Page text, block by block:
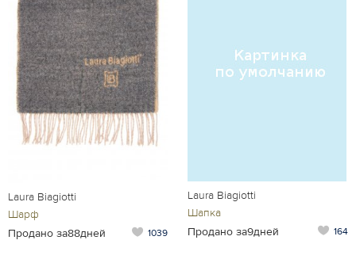
Laura Biagiotti
Шарф
Продано за88дней
1039
Laura Biagiotti
Шапка
Продано за9дней
164